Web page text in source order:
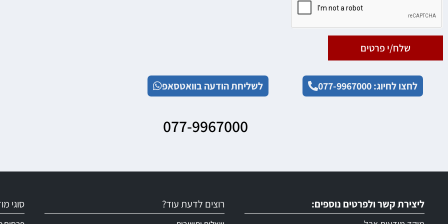
שלח/י פרטים
לחצו לחיוג: 077-9967000 לשליחת הודעה בוואטסאפ
077-9967000
ליצירת קשר ולפרטים נוספים: רוצים לדעת עוד? סוגי